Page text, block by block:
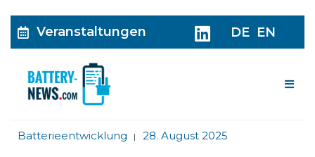
Veranstaltungen DE EN
Batterieentwicklung | 28. August 2025